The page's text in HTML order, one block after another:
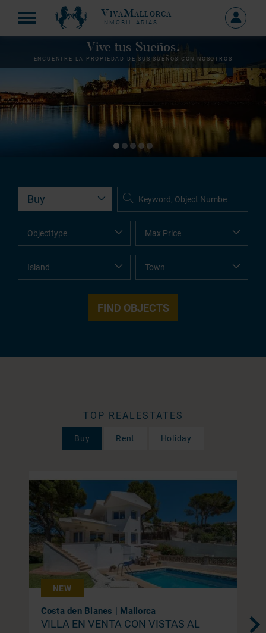
VivaMallorca
INMOBILIARIAS
Sign
in
Vive tus Sueños.
ENCUENTRE LA PROPIEDAD DE SUS SUEÑOS CON NOSOTROS
TOP REALESTATES
Buy Rent Holiday
NEW
Costa den Blanes | Mallorca
VILLA EN VENTA CON VISTAS AL